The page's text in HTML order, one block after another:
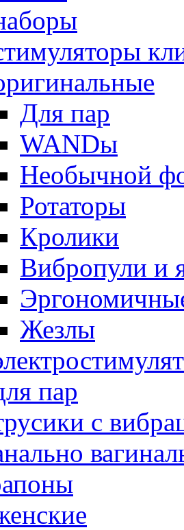
Для пар
WANDы
Необычной
Ротаторы
Кролики
Вибропули и
Жезлы
пар
с